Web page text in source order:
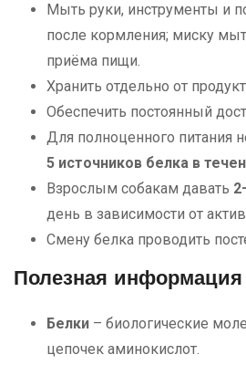
Мыть руки, инструменты и
после кормления; миску
приёма пищи.
Хранить отдельно от
Обеспечить постоянный
Для полноценного питания
5 источников белка в
Взрослым собакам давать
день в зависимости от
Смену белка проводить
Полезная информация
Белки – биологические
цепочек аминокислот.